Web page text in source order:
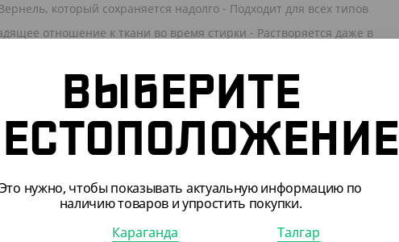
который сохраняется надолго - Подходит для всех типов
отношение к ткани во время стирки - Растворяется даже в
оставляет разводов и полностью выполаскивается водой - Не
стиральной машины
ВЫБЕРИТЕ
Это нужно, чтобы показывать актуальную информацию по
наличию товаров и упростить покупки.
Караганда
Талгар